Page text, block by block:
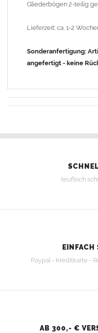
Gliederbögen 2-teilig
Lieferzeit: ca. 1-2
Sonderanfertigung:
angefertigt - keine
teuflisch
EINFACH
Paypal - Kreditkarte -
AB 300,- €